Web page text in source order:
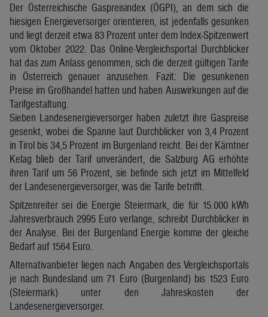
Der Österreichische Gaspreisindex (ÖGPI), an dem sich die
hiesigen Energieversorger orientieren, ist jedenfalls gesunken
und liegt derzeit etwa 83 Prozent unter dem Index-Spitzenwert
vom Oktober 2022. Das Online-Vergleichsportal Durchblicker
hat das zum Anlass genommen, sich die derzeit gültigen Tarife
in Österreich genauer anzusehen. Fazit: Die gesunkenen
Preise im Großhandel hatten und haben Auswirkungen auf die
Tarifgestaltung.
Sieben Landesenergieversorger haben zuletzt ihre Gaspreise
gesenkt, wobei die Spanne laut Durchblicker von 3,4 Prozent
in Tirol bis 34,5 Prozent im Burgenland reicht. Bei der Kärntner
Kelag blieb der Tarif unverändert, die Salzburg AG erhöhte
ihren Tarif um 56 Prozent, sie befinde sich jetzt im Mittelfeld
der Landesenergieversorger, was die Tarife betrifft.
Spitzenreiter sei die Energie Steiermark, die für 15.000 kWh
Jahresverbrauch 2995 Euro verlange, schreibt Durchblicker in
der Analyse. Bei der Burgenland Energie komme der gleiche
Bedarf auf 1564 Euro.
Alternativanbieter liegen nach Angaben des Vergleichsportals
je nach Bundesland um 71 Euro (Burgenland) bis 1523 Euro
(Steiermark) unter den Jahreskosten der
Landesenergieversorger.